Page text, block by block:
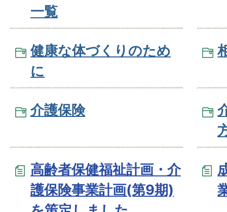
一覧
健康な体づくりのため
に
介護保険
高齢者保健福祉計画・介
護保険事業計画(第9期)